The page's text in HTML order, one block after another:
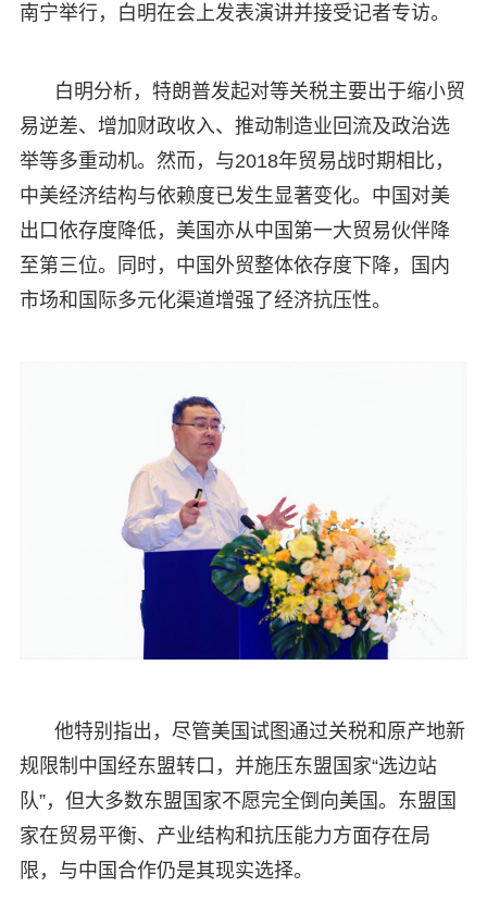
南宁举行，白明在会上发表演讲并接受记者专访。
白明分析，特朗普发起对等关税主要出于缩小贸
易逆差、增加财政收入、推动制造业回流及政治选
举等多重动机。然而，与2018年贸易战时期相比，
中美经济结构与依赖度已发生显著变化。中国对美
出口依存度降低，美国亦从中国第一大贸易伙伴降
至第三位。同时，中国外贸整体依存度下降，国内
市场和国际多元化渠道增强了经济抗压性。
他特别指出，尽管美国试图通过关税和原产地新
规限制中国经东盟转口，并施压东盟国家“选边站
队”，但大多数东盟国家不愿完全倒向美国。东盟国
家在贸易平衡、产业结构和抗压能力方面存在局
限，与中国合作仍是其现实选择。